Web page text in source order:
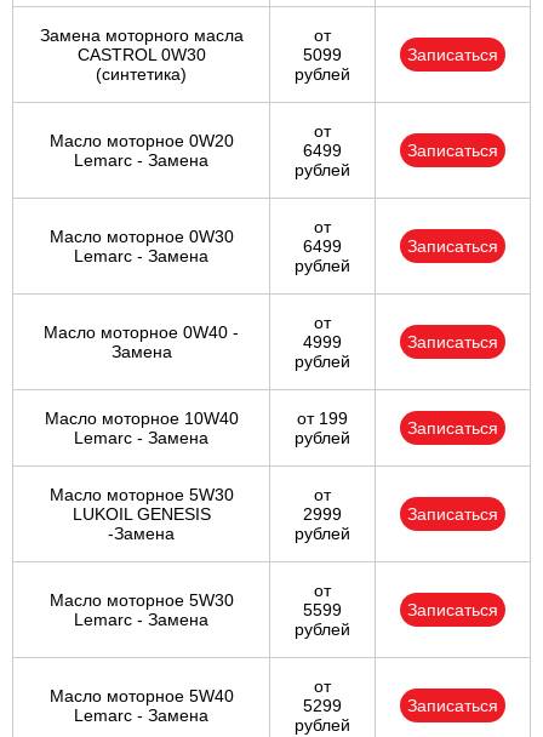
TRAILBLAZER VENTURE
VIVA
Замена моторного масла
CASTROL 0W30
(синтетика)
от
5099
рублей
Записаться
Масло моторное 0W20
Lemarc - Замена
от
6499
рублей
Записаться
Масло моторное 0W30
Lemarc - Замена
от
6499
рублей
Записаться
Масло моторное 0W40 -
Замена
от
4999
рублей
Записаться
Масло моторное 10W40
Lemarc - Замена
от 199
рублей
Записаться
Масло моторное 5W30
LUKOIL GENESIS
-Замена
от
2999
рублей
Записаться
Масло моторное 5W30
Lemarc - Замена
от
5599
рублей
Записаться
Масло моторное 5W40
Lemarc - Замена
от
5299
рублей
Записаться